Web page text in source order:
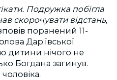
Подружка побігла
скорочувати відстань,
поранений 11-
Дар’ївської
дитини нічого не
Богдана загинув.